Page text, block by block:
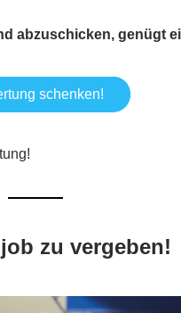
abzuschicken, genügt
schenken!
zu vergeben!